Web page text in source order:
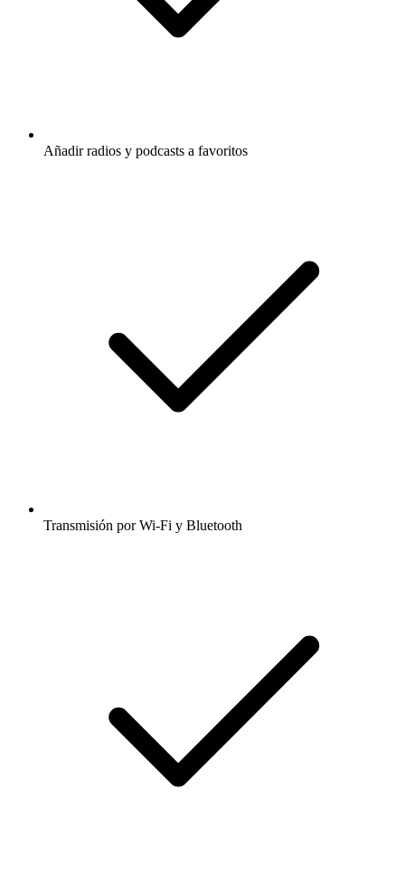
Añadir radios y podcasts a favoritos
Transmisión por Wi-Fi y Bluetooth